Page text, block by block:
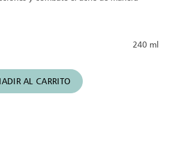
240 ml
Graso - Lotion de Fraîcheur cantidad
AL CARRITO